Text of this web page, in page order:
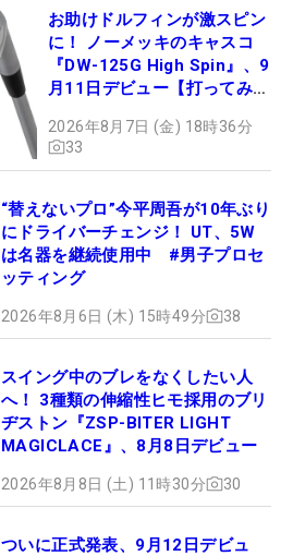
お助けドルフィンが激スピン
に！ ノーメッキのキャスコ
『DW-125G High Spin』、9
月11日デビュー【打ってみ
2026年8月7日 (金) 18時36分
33
“替えないプロ”今平周吾が10年ぶり
にドライバーチェンジ！ UT、5W
は名器を継続使用中 #男子プロセ
ッティング
2026年8月6日 (木) 15時49分 38
スイング中のブレをなくしたい人
へ！ 3種類の伸縮性ヒモ採用のブリ
ヂストン『ZSP-BITER LIGHT
MAGICLACE』、8月8日デビュー
2026年8月8日 (土) 11時30分 30
ついに正式発表、9月12日デビュ